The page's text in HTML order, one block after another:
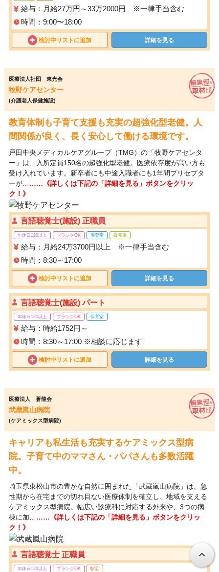
給与：月給27万円～33万2000円 ※一律手当含む
時間：9:00〜18:00
検討中リストに追加 詳細を見る
医療法人社団 東光会
牧野ケアセンター
(介護老人保健施設)
教育体制も子育て支援も充実の超強化型老健。人
間関係が良く、長く安心して働ける環境です。
戸田中央メディカルケアグループ（TMG）の「牧野ケアセンタ
ー」は、入所定員150名の超強化型老健。医療依存度が高い方も
受け入れています。新卒者にも中途入職者にも1年間プリセプタ
ーが… ……《詳しくは下記の「詳細を見る」ボタンをクリッ
ク！》
言語聴覚士(施設) 正職員
年休日120以上 ブランクOK 保育室 寮完備
給与：月給24万3700円以上 ※一律手当含む
時間：8:30～17:00
検討中リストに追加 詳細を見る
言語聴覚士(施設) パート
年休日120以上 ブランクOK 保育室
給与：時給1752円～
時間：8:30～17:00 ※相談に応じます
検討中リストに追加 詳細を見る
医療法人 蒼龍会
武蔵嵐山病院
(ケアミックス型病院)
キャリアも私生活も充実するケアミックス型病
院。子育て中のママさん・パパさんも多数活躍
中。
埼玉県東松山市の豊かな自然に囲まれた「武蔵嵐山病院」は、急
性期から在宅までの切れ目ない医療体制を確立し、地域を支える
ケアミックス型病院。幅広い診療科に対応する外来や、3つの病
棟に加… ……《詳しくは下記の「詳細を見る」ボタンをクリッ
ク！》
言語聴覚士 正職員
年休日120以上 ブランクOK 駅近